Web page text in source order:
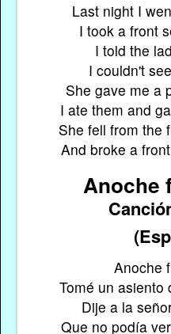
Last night I
I took a front
I told the
I couldn't
She gave me a
I ate them and
She fell from the
And broke a
Anoche
Anoche
Tomé un asiento
Dije a la
Que no podía